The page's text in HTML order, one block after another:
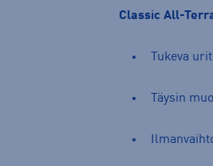
Classic All-
Tukeva
Täysin